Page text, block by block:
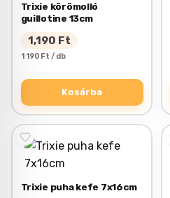
Trixie körömolló
guillotine 13cm
1,190 Ft
1 190 Ft / db
Kosárba
Trixie puha kefe 7x16cm